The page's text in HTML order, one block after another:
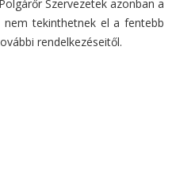
Szervezetek azonban a
tekinthetnek el a fentebb
rendelkezéseitől.